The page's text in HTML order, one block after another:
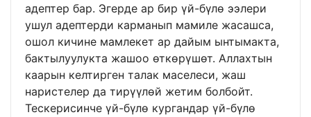
адептер бар. Эгерде ар бир үй-бүлө ээлери
ушул адептерди карманып мамиле жасашса,
ошол кичине мамлекет ар дайым ынтымакта,
бактылуулукта жашоо өткөрүшөт. Аллахтын
каарын келтирген талак маселеси, жаш
наристелер да тирүүлөй жетим болбойт.
Тескерисинче үй-бүлө кургандар үй-бүлө